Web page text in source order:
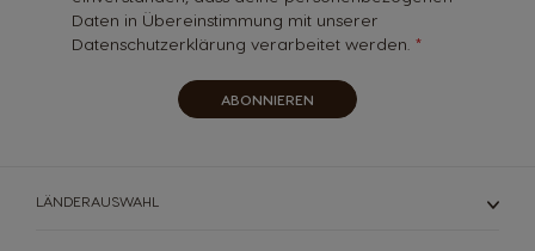
Daten in Übereinstimmung mit unserer
Datenschutzerklärung verarbeitet werden.
ABONNIEREN
LÄNDERAUSWAHL